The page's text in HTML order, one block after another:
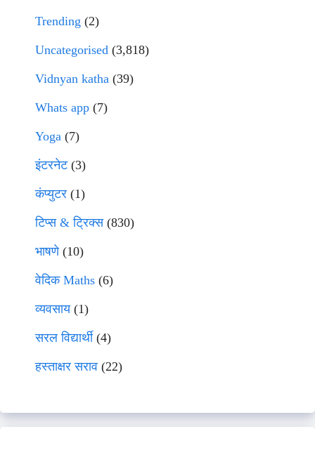
Trending (2)
Uncategorised (3,818)
Vidnyan katha (39)
Whats app (7)
Yoga (7)
इंटरनेट(3)
कंप्युटर (1)
टिप्स & ट्रिक्स(830)
भाषणे(10)
वेदिक Maths (6)
व्यवसाय(1)
सरल विद्यार्थी(4)
हस्ताक्षर सराव (22)